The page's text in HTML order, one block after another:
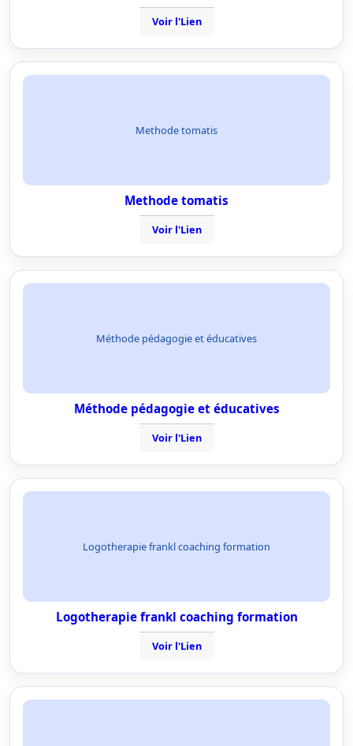
Voir l'Lien
Methode tomatis
Methode tomatis
Voir l'Lien
Méthode pédagogie et éducatives
Méthode pédagogie et éducatives
Voir l'Lien
Logotherapie frankl coaching formation
Logotherapie frankl coaching formation
Voir l'Lien